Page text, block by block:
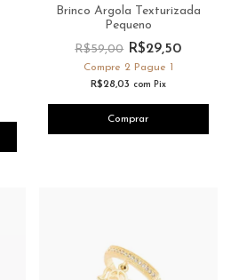
Brinco Argola Texturizada
Pequeno
R$59,00R$29,50
Compre 2 Pague 1
R$28,03 com Pix